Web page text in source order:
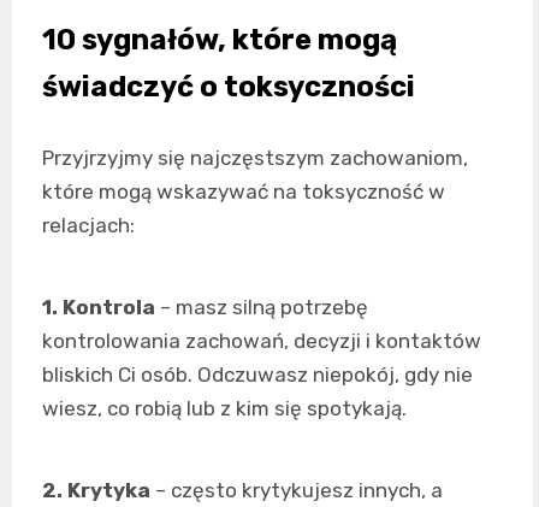
10 sygnałów, które mogą
świadczyć o toksyczności
Przyjrzyjmy się najczęstszym zachowaniom,
które mogą wskazywać na toksyczność w
relacjach:
1. Kontrola – masz silną potrzebę
kontrolowania zachowań, decyzji i kontaktów
bliskich Ci osób. Odczuwasz niepokój, gdy nie
wiesz, co robią lub z kim się spotykają.
2. Krytyka – często krytykujesz innych, a